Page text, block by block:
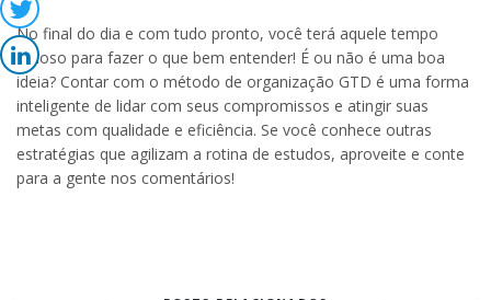
No final do dia e com tudo pronto, você terá aquele tempo
valioso para fazer o que bem entender! É ou não é uma boa
ideia? Contar com o método de organização GTD é uma forma
inteligente de lidar com seus compromissos e atingir suas
metas com qualidade e eficiência. Se você conhece outras
estratégias que agilizam a rotina de estudos, aproveite e conte
para a gente nos comentários!